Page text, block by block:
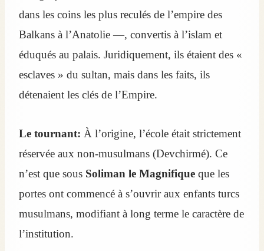
dans les coins les plus reculés de l’empire des
Balkans à l’Anatolie —, convertis à l’islam et
éduqués au palais. Juridiquement, ils étaient des «
esclaves » du sultan, mais dans les faits, ils
détenaient les clés de l’Empire.
Le tournant: À l’origine, l’école était strictement
réservée aux non-musulmans (Devchirmé). Ce
n’est que sous Soliman le Magnifique que les
portes ont commencé à s’ouvrir aux enfants turcs
musulmans, modifiant à long terme le caractère de
l’institution.